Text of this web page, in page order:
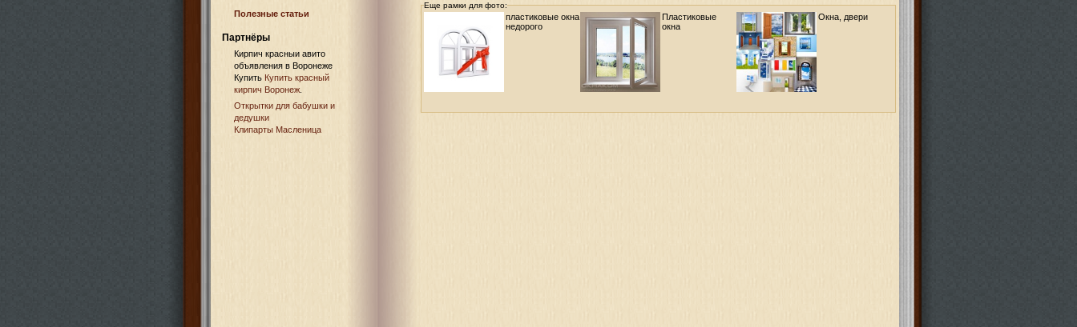
Полезные статьи
Партнёры
Кирпич красныи авито
объявления в Воронеже
Купить Купить красный
кирпич Воронеж.
Открытки для бабушки и
дедушки
Клипарты Масленица
Еще рамки для фото:
пластиковые окна
недорого
Пластиковые
окна
Окна, двери